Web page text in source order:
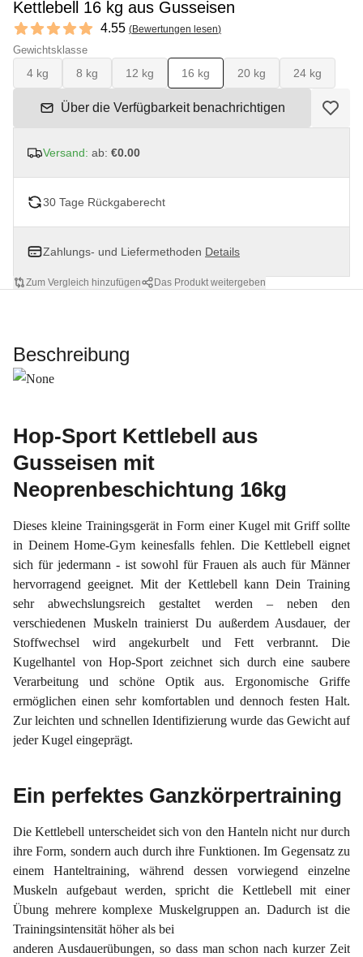
Kettlebell 16 kg aus Gusseisen
Reviews
4.55 out of 5 stars 4.55 (Bewertungen lesen)
Gewichtsklasse
4 kg 8 kg 12 kg 16 kg 20 kg 24 kg
Über die Verfügbarkeit benachrichtigen
Versand: ab: €0.00
30 Tage Rückgaberecht
Zahlungs- und Liefermethoden Details
Zum Vergleich hinzufügen Das Produkt weitergeben
Beschreibung
Hop-Sport Kettlebell aus
Gusseisen mit
Neoprenbeschichtung 16kg
Dieses kleine Trainingsgerät in Form einer Kugel mit Griff sollte
in Deinem Home-Gym keinesfalls fehlen. Die Kettlebell eignet
sich für jedermann - ist sowohl für Frauen als auch für Männer
hervorragend geeignet. Mit der Kettlebell kann Dein Training
sehrabwechslungsreich gestaltet werden – neben den
verschiedenen Muskeln trainierst Du außerdem Ausdauer, der
Stoffwechsel wird angekurbelt und Fett verbrannt. Die
Kugelhantel von Hop-Sport zeichnet sich durch eine saubere
Verarbeitung und schöne Optik aus. Ergonomische Griffe
ermöglichen einen sehr komfortablenund dennoch festen Halt.
Zur leichten und schnellen Identifizierung wurde das Gewicht auf
jeder Kugel eingeprägt.
Ein perfektes Ganzkörpertraining
Die Kettlebell unterscheidet sich von den Hanteln nicht nur durch
ihre Form, sondern auch durch ihre Funktionen. Im Gegensatz zu
einem Hanteltraining, während dessen vorwiegend einzelne
Muskeln aufgebaut werden, spricht die Kettlebell mit einer
Übung mehrere komplexe Muskelgruppen an. Dadurch ist die
Trainingsintensität höher als bei
anderen Ausdauerübungen, so dass man schon nachkurzer Zeit